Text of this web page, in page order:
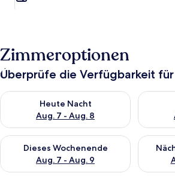
Zimmeroptionen
Überprüfe die Verfügbarkeit
Heute Nacht
Aug. 7 - Aug. 8
Überprüfe die Verfügbarkeit für heute
Dieses Wochenende
Aug. 7 - Aug. 9
Überprüfe die Verfügbarkeit für dieses